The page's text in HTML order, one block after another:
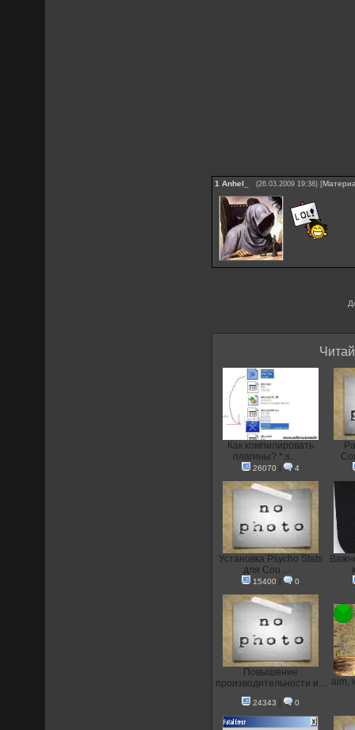
1 Anhel_ (26.03.2009 19:38) [
Как компилировать
плагины? *.s...
26070 | 4
Установка Psycho Stats
для Cou...
15400 | 0
Повышение
производительности и...
24343 | 0
aim,